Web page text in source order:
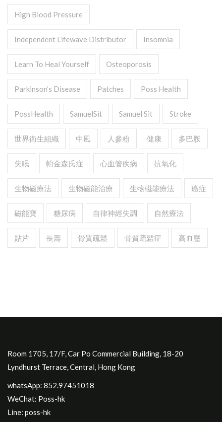
High Blood Pressure
Independent Lifewave Distributor Insomnia
Learn To Heal Yourself Osteoporosis
Parkinson’s Disease Patches Poss Health
PossHealth SamuelSit Samuel Sit Stroke
世界衛生組織 中風 人參粉 健康 多巴胺
失眠 帕金森氏症 心血管疾病 抗氧化
生物磁療法 生物磁能治療 生物磁能療法 癌症
磁能寶 糖尿病 自律神經失調 自然療法
貼片 長壽 骨質疏鬆 骨質疏鬆症 高血壓
Room 1705, 17/F, Car Po Commercial Building, 18-20
Lyndhurst Terrace, Central, Hong Kong
whatsApp: 852.97451018
WeChat: Poss-hk
Line: poss-hk